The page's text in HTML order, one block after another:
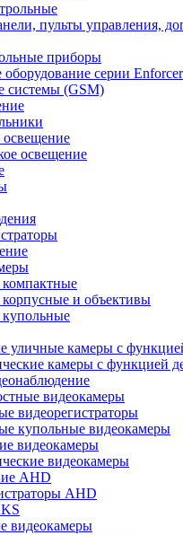
пульты управления,
приборы
оборудование серии Enforcer
системы (GSM)
освещение
и объективы
уличные камеры с
камеры с функцией
видеокамеры
видеорегистраторы
купольные видеокамеры
видеокамеры
видеокамеры
AHD
AHD
видеокамеры